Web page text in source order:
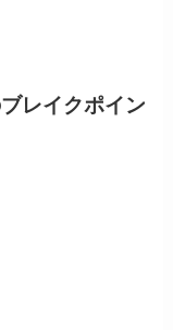
レイクポイン